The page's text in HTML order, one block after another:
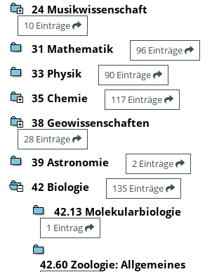
24 Musikwissenschaft
10 Einträge
31 Mathematik 96 Einträge
33 Physik 90 Einträge
35 Chemie 117 Einträge
38 Geowissenschaften
28 Einträge
39 Astronomie 2 Einträge
42 Biologie 135 Einträge
42.13 Molekularbiologie
1 Eintrag
42.60 Zoologie: Allgemeines